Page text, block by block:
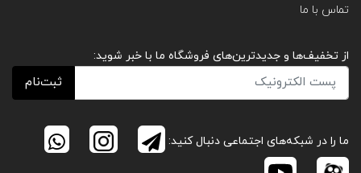
تماس با ما
از تخفیف‌ها و جدیدترین‌های فروشگاه ما با خبر شوید:
ثبت‌نام
ما را در شبکه‌های اجتماعی دنبال کنید: